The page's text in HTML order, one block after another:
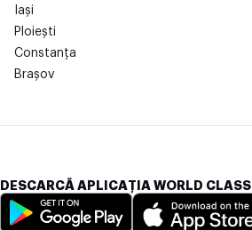
Iași
Ploiești
Constanța
Brașov
DESCARCĂ APLICAȚIA WORLD CLASS